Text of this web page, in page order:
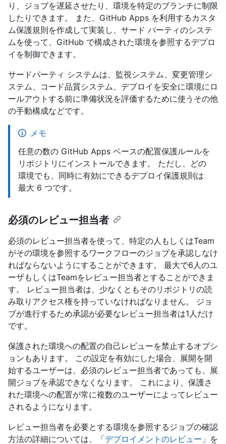
り、ジョブを遅延させたり、環境を特定のブランチに制限
したりできます。 また、GitHub Apps を利用するカスタ
ム保護規則を作成して実装し、サード パーティのシステ
ムを使って、GitHub で構成された環境を参照するデプロ
イを制御できます。
サードパーティ システムは、監視システム、変更管理シ
ステム、コード品質システム、デプロイを安全に環境にロ
ールアウトする前に準備状況を評価するために使うその他
の手動構成などです。
メモ
任意の数の GitHub Apps ベースの配置保護ルールを
リポジトリにインストールできます。 ただし、どの
環境でも、同時に有効にできるデプロイ保護規則は
最大 6 つです。
必須のレビュー担当者
必須のレビュー担当者を使って、特定の人もしくはTeam
がその環境を参照するワークフローのジョブを承認しなけ
ればならないようにすることができます。 最大で6人のユ
ーザもしくはTeamをレビュー担当者とすることができま
す。 レビュー担当者は、少なくともそのリポジトリの読
み取りアクセス権を持っていなければなりません。 ジョ
ブが進行するため承認が必要なレビュー担当者は1人だけ
です。
保護された環境への配置の自己レビューを禁止するオプシ
ョンもあります。 この設定を有効にした場合、展開を開
始するユーザーは、必須のレビュー担当者であっても、展
開ジョブを承認できなくなります。 これにより、保護さ
れた環境への配置が常に複数のユーザーによってレビュー
されるようになります。
レビュー担当者を必要とする環境を参照するジョブの確認
方法の詳細については、「デプロイメントのレビュー 」を